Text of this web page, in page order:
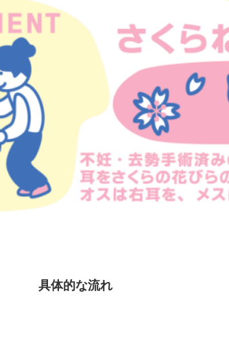
具体的な流れ